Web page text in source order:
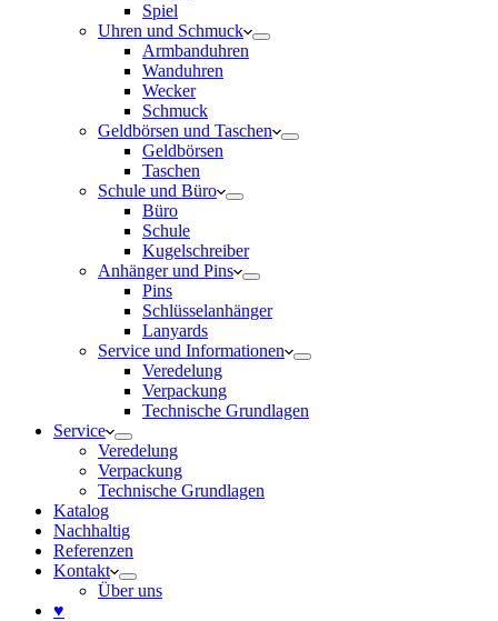
Spiel
Uhren und Schmuck
Armbanduhren
Wanduhren
Wecker
Schmuck
Geldbörsen und Taschen
Geldbörsen
Taschen
Schule und Büro
Büro
Schule
Kugelschreiber
Anhänger und Pins
Pins
Schlüsselanhänger
Lanyards
Service und Informationen
Veredelung
Verpackung
Technische Grundlagen
Service
Veredelung
Verpackung
Technische Grundlagen
Katalog
Nachhaltig
Referenzen
Kontakt
Über uns
♥